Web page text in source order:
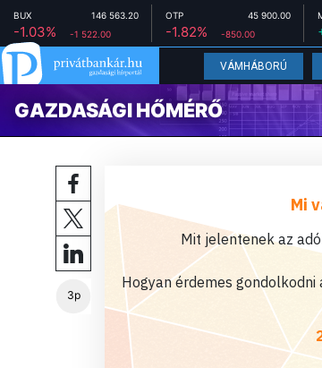
BUX 146 563.20
-1.03% -1 522.00
OTP 45 900.00
-1.82% -850.00
VÁMHÁBORÚ
GAZDASÁGI HŐMÉRŐ
3p
Mi
Mit jelentenek az
Hogyan érdemes